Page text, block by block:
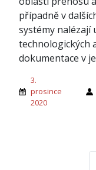
případně v
systémy
technologických
dokumentace v
3.
prosince
2020